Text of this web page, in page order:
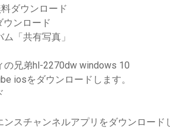
ダウンロード
ンロード
「共有写真」
の兄弟hl-2270dw windows 10
iosをダウンロードします。
スチャンネルアプリをダウンロード